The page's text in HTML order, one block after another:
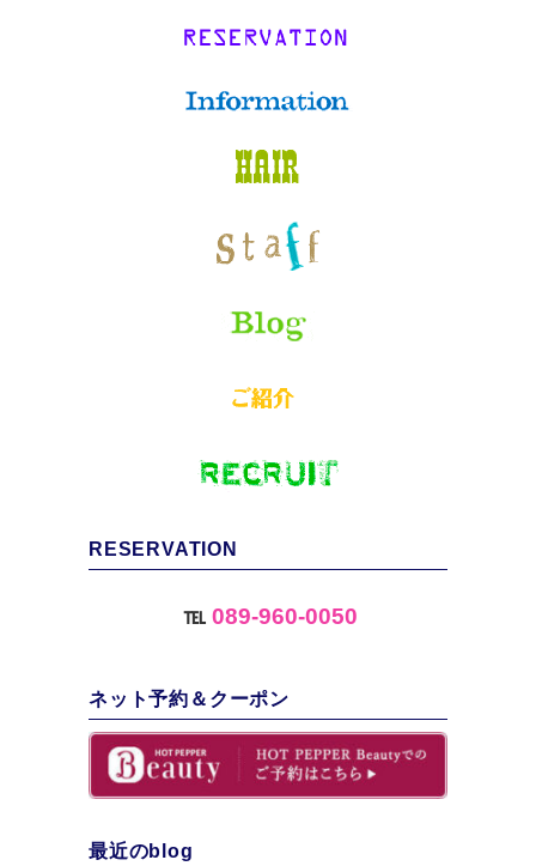
RESERVATION
℡ 089-960-0050
ネット予約＆クーポン
最近のblog